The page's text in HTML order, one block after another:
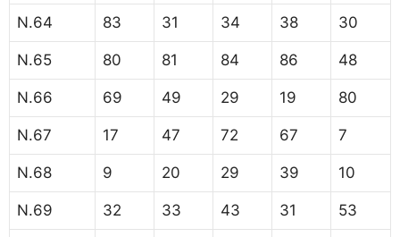
N.64 83 31 34 38 30
N.65 80 81 84 86 48
N.66 69 49 29 19 80
N.67 17 47 72 67 7
N.68 9 20 29 39 10
N.69 32 33 43 31 53